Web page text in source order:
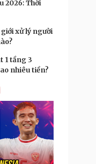
2026: Thời
xử lý người
1 tầng 3
nhiêu tiền?